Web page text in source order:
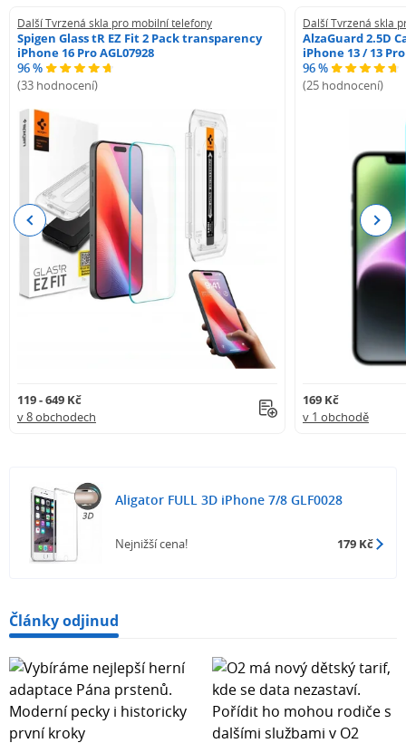
Další Tvrzená skla pro mobilní telefony
Spigen Glass tR EZ Fit 2 Pack transparency
iPhone 16 Pro AGL07928
96 %
(33 hodnocení)
119 - 649 Kč
v 8 obchodech
Další Tvrzená skla
AlzaGuard 2.5D
iPhone 13 / 13 Pro
96 %
(25 hodnocení)
169 Kč
v 1 obchodě
Previous Next
Aligator FULL 3D iPhone 7/8 GLF0028
Nejnižší cena! 179 Kč
Články odjinud